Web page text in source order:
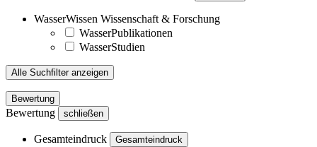
WasserWissen Wissenschaft & Forschung
WasserPublikationen
WasserStudien
Alle Suchfilter anzeigen
Bewertung
Bewertung schließen
Gesamteindruck Gesamteindruck